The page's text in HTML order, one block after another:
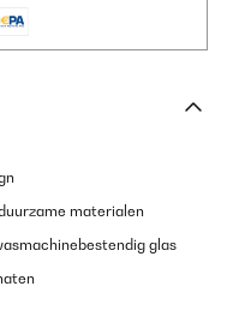
materialen
glas